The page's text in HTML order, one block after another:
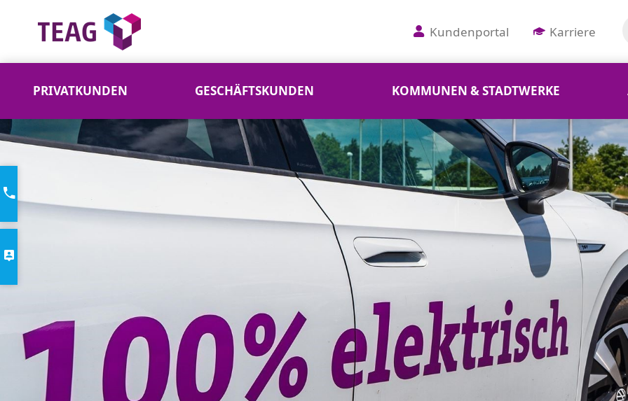
Kundenportal Karriere
PRIVATKUNDEN GESCHÄFTSKUNDEN KOMMUNEN & STADTWERKE